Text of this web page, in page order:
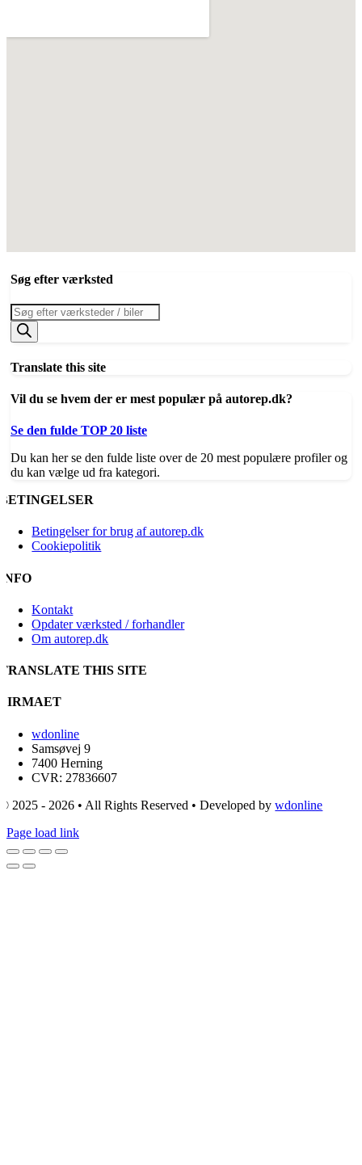
Søg efter værksted
Products
search
Translate this site
Vil du se hvem der er mest populær på autorep.dk?
Se den fulde TOP 20 liste
Du kan her se den fulde liste over de 20 mest populære profiler og
du kan vælge ud fra kategori.
BETINGELSER
Betingelser for brug af autorep.dk
Cookiepolitik
INFO
Kontakt
Opdater værksted / forhandler
Om autorep.dk
TRANSLATE THIS SITE
FIRMAET
wdonline
Samsøvej 9
7400 Herning
CVR: 27836607
© 2025 - 2026 • All Rights Reserved • Developed bywdonline
Page load link